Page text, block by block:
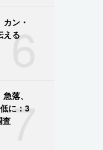
6
ン・
える
7
落、
に：3
査